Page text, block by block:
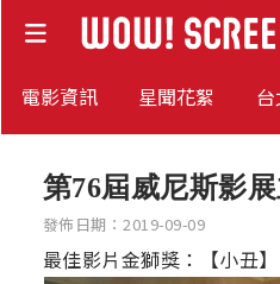
電影資訊 星聞花絮
第76屆威尼斯影
發佈日期：2019-09-09
最佳影片金獅獎：【小丑